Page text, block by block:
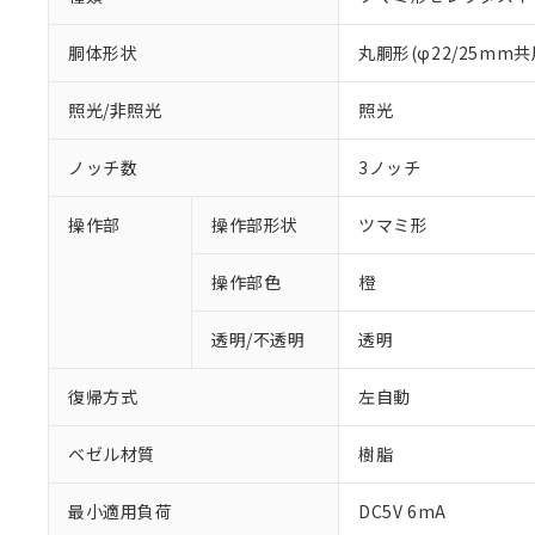
胴体形状 丸胴形(φ22/25mm共
照光/非照光 照光
ノッチ数 3ノッチ
操作部 操作部形状 ツマミ形
操作部色 橙
透明/不透明 透明
復帰方式 左自動
ベゼル材質 樹脂
最小適用負荷 DC5V 6mA
※1 対応状況